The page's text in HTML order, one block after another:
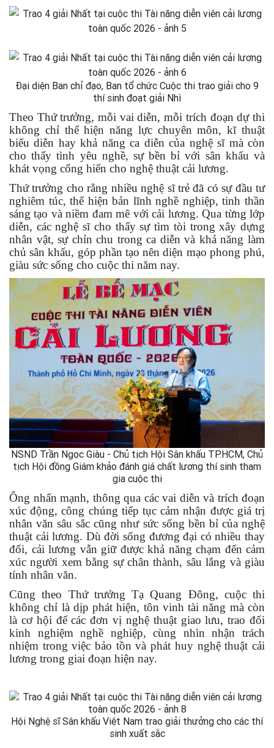
Đại diện Ban chỉ đạo, Ban tổ chức Cuộc thi trao giải cho 9
thí sinh đoạt giải Nhì
Theo Thứ trưởng, mỗi vai diễn, mỗi trích đoạn dự thi
không chỉ thể hiện năng lực chuyên môn, kĩ thuật
biểu diễn hay khả năng ca diễn của nghệ sĩ mà còn
cho thấy tình yêu nghề, sự bền bỉ với sân khấu và
khát vọng cống hiến cho nghệ thuật cải lương.
Thứ trưởng cho rằng nhiều nghệ sĩ trẻ đã có sự đầu tư
nghiêm túc, thể hiện bản lĩnh nghề nghiệp, tinh thần
sáng tạo và niềm đam mê với cải lương. Qua từng lớp
diễn, các nghệ sĩ cho thấy sự tìm tòi trong xây dựng
nhân vật, sự chỉn chu trong ca diễn và khả năng làm
chủ sân khấu, góp phần tạo nên diện mạo phong phú,
giàu sức sống cho cuộc thi năm nay.
NSND Trần Ngọc Giàu - Chủ tịch Hội Sân khấu TP.HCM, Chủ
tịch Hội đồng Giám khảo đánh giá chất lương thí sinh tham
gia cuộc thi
Ông nhấn mạnh, thông qua các vai diễn và trích đoạn
xúc động, công chúng tiếp tục cảm nhận được giá trị
nhân văn sâu sắc cũng như sức sống bền bỉ của nghệ
thuật cải lương. Dù đời sống đương đại có nhiều thay
đổi, cải lương vẫn giữ được khả năng chạm đến cảm
xúc người xem bằng sự chân thành, sâu lắng và giàu
tính nhân văn.
Cũng theo Thứ trưởng Tạ Quang Đông, cuộc thi
không chỉ là dịp phát hiện, tôn vinh tài năng mà còn
là cơ hội để các đơn vị nghệ thuật giao lưu, trao đổi
kinh nghiệm nghề nghiệp, cùng nhìn nhận trách
nhiệm trong việc bảo tồn và phát huy nghệ thuật cải
lương trong giai đoạn hiện nay.
Hội Nghệ sĩ Sân khấu Việt Nam trao giải thưởng cho các thí
sinh xuất sắc